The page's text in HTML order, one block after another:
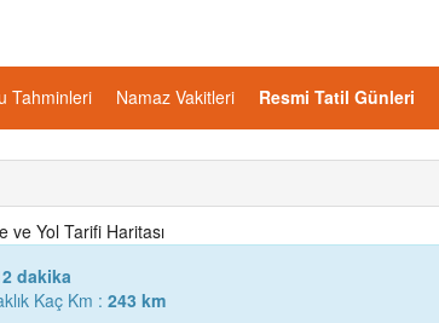
Tahminleri Namaz Vakitleri Resmi Tatil Günleri
ve Yol Tarifi Haritası
dakika
Kaç Km : 243 km